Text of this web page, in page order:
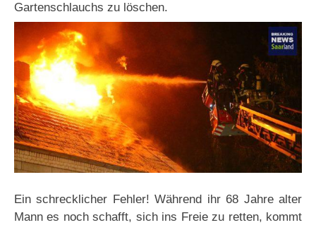
Gartenschlauchs zu löschen.
Ein schrecklicher Fehler! Während ihr 68 Jahre alter
Mann es noch schafft, sich ins Freie zu retten, kommt